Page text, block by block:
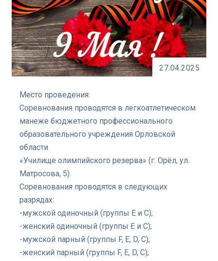
27.04.2025
Место проведения:
Соревнования проводятся в легкоатлетическом
манеже бюджетного профессионального
образовательного учреждения Орловской
области
«Училище олимпийского резерва» (г. Орёл, ул.
Матросова, 5).
Соревнования проводятся в следующих
разрядах:
-мужской одиночный (группы Е и С);
-женский одиночный (группы Е и С);
-мужской парный (группы F, Е, D, C);
-женский парный (группы F, Е, D, C);